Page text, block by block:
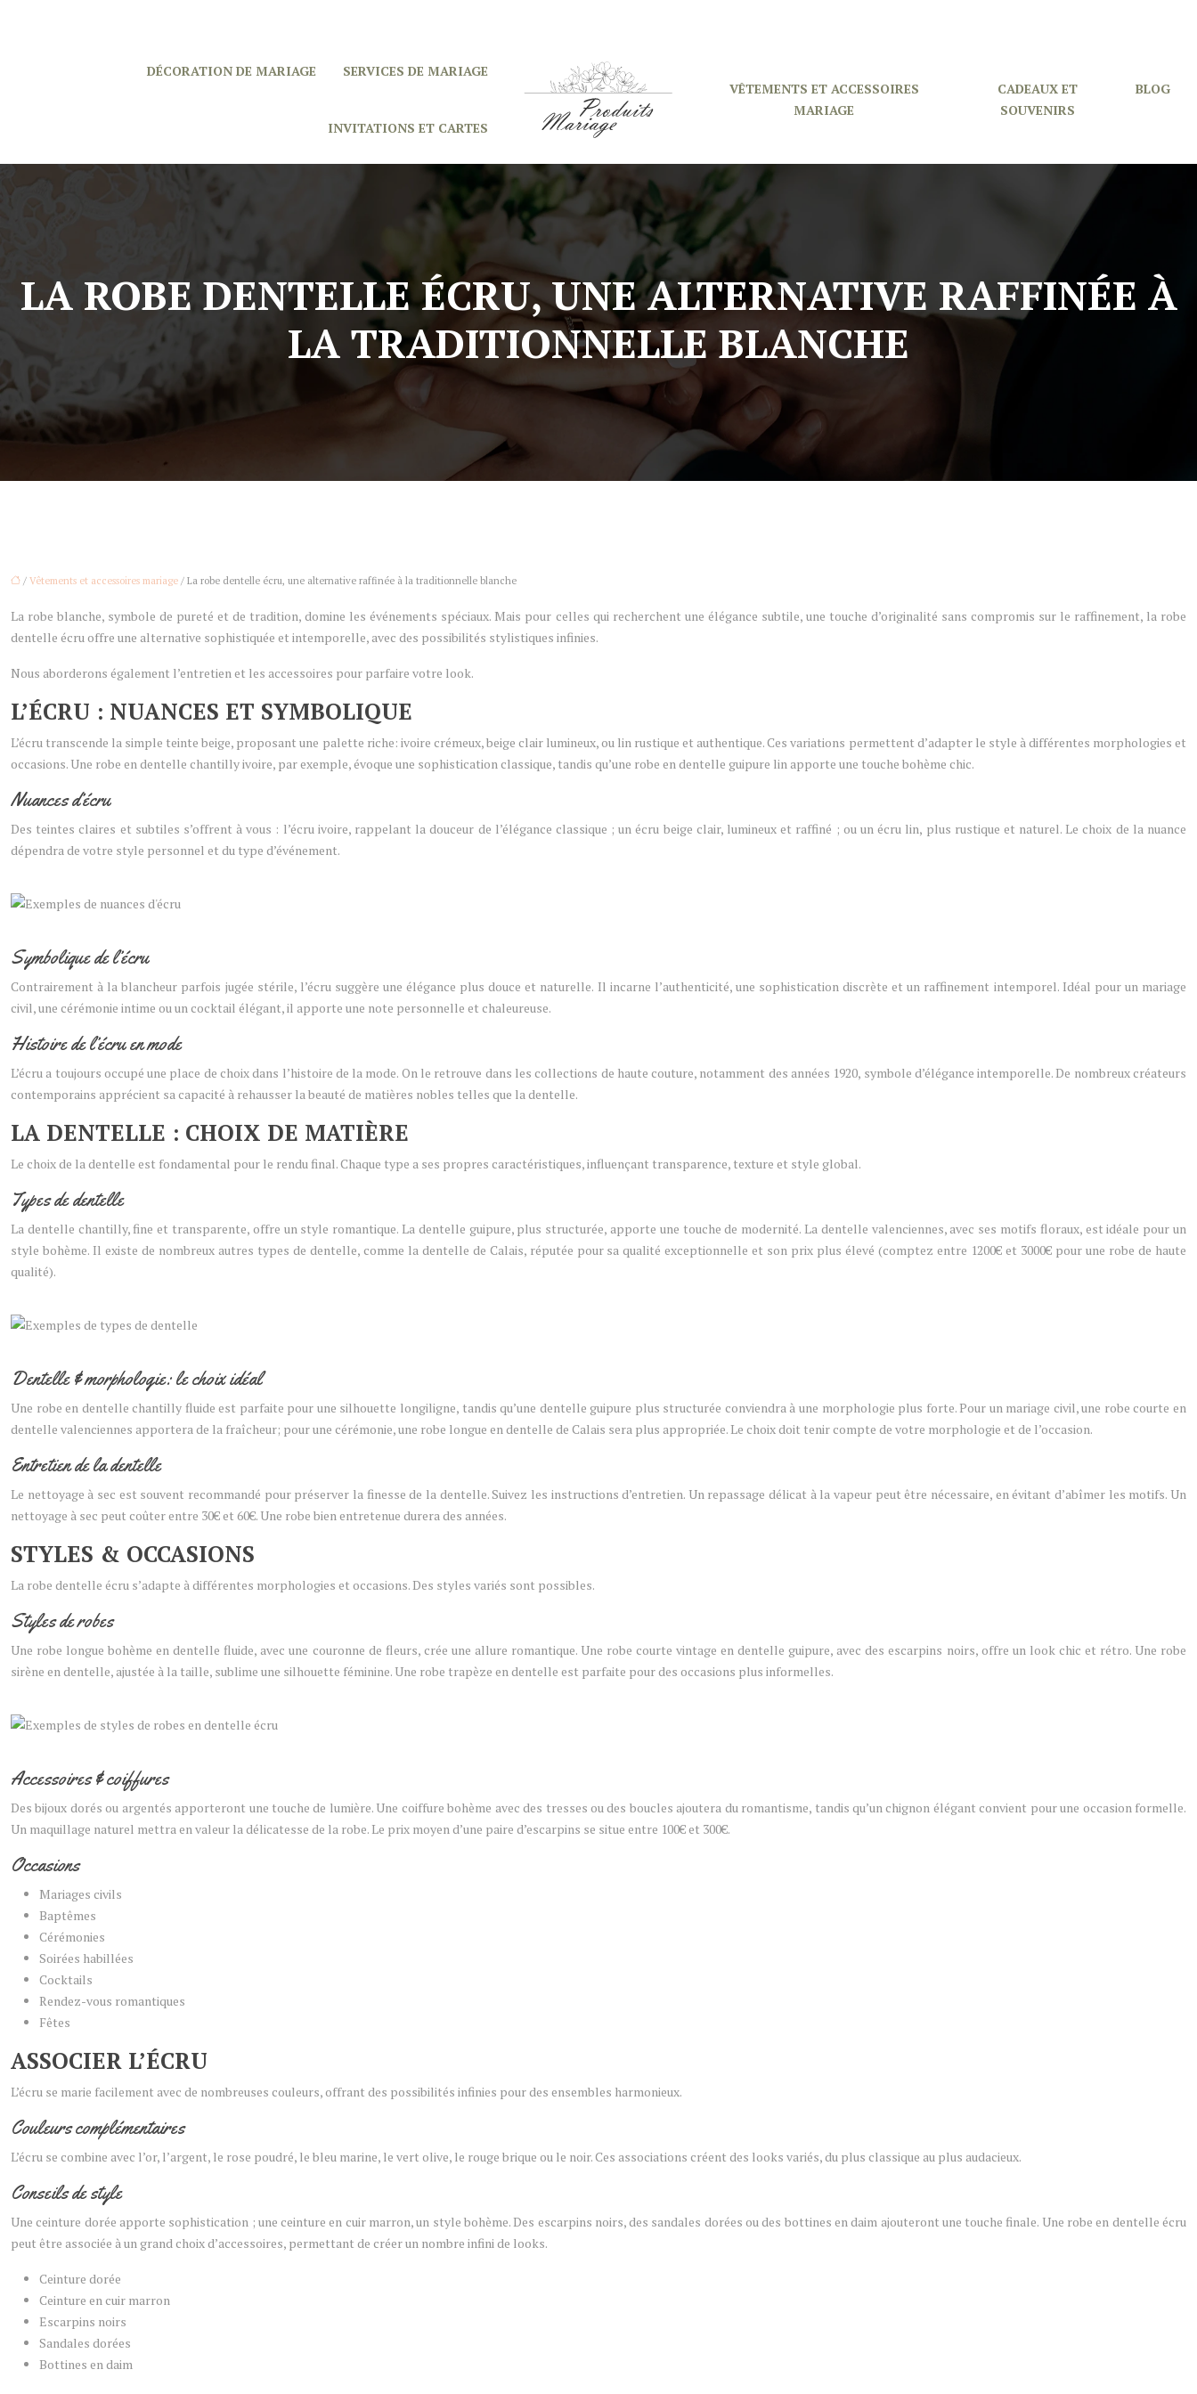
SERVICES DE MARIAGE
DÉCORATION DE MARIAGE
INVITATIONS ET CARTES
VÊTEMENTS ET ACCESSOIRES
MARIAGE
CADEAUX ET
SOUVENIRS
BLOG
LA ROBE DENTELLE ÉCRU, UNE ALTERNATIVE RAFFINÉE À
LA TRADITIONNELLE BLANCHE
/ Vêtements et accessoires mariage / La robe dentelle écru, une alternative raffinée à la traditionnelle blanche
La robe blanche, symbole de pureté et de tradition, domine les événements spéciaux. Mais pour celles qui recherchent une élégance subtile, une touche d’originalité sans compromis sur le raffinement, la robe
dentelle écru offre une alternative sophistiquée et intemporelle, avec des possibilités stylistiques infinies.
Nous aborderons également l’entretien et les accessoires pour parfaire votre look.
L’ÉCRU : NUANCES ET SYMBOLIQUE
L’écru transcende la simple teinte beige, proposant une palette riche: ivoire crémeux, beige clair lumineux, ou lin rustique et authentique. Ces variations permettent d’adapter le style à différentes morphologies et
occasions. Une robe en dentelle chantilly ivoire, par exemple, évoque une sophistication classique, tandis qu’une robe en dentelle guipure lin apporte une touche bohème chic.
Nuances d’écru
Des teintes claires et subtiles s’offrent à vous : l’écru ivoire, rappelant la douceur de l’élégance classique ; un écru beige clair, lumineux et raffiné ; ou un écru lin, plus rustique et naturel. Le choix de la nuance
dépendra de votre style personnel et du type d’événement.
Symbolique de l’écru
Contrairement à la blancheur parfois jugée stérile, l’écru suggère une élégance plus douce et naturelle. Il incarne l’authenticité, une sophistication discrète et un raffinement intemporel. Idéal pour un mariage
civil, une cérémonie intime ou un cocktail élégant, il apporte une note personnelle et chaleureuse.
Histoire de l’écru en mode
L’écru a toujours occupé une place de choix dans l’histoire de la mode. On le retrouve dans les collections de haute couture, notamment des années 1920, symbole d’élégance intemporelle. De nombreux créateurs
contemporains apprécient sa capacité à rehausser la beauté de matières nobles telles que la dentelle.
LA DENTELLE : CHOIX DE MATIÈRE
Le choix de la dentelle est fondamental pour le rendu final. Chaque type a ses propres caractéristiques, influençant transparence, texture et style global.
Types de dentelle
La dentelle chantilly, fine et transparente, offre un style romantique. La dentelle guipure, plus structurée, apporte une touche de modernité. La dentelle valenciennes, avec ses motifs floraux, est idéale pour un
style bohème. Il existe de nombreux autres types de dentelle, comme la dentelle de Calais, réputée pour sa qualité exceptionnelle et son prix plus élevé (comptez entre 1200€ et 3000€ pour une robe de haute
qualité).
Dentelle & morphologie: le choix idéal
Une robe en dentelle chantilly fluide est parfaite pour une silhouette longiligne, tandis qu’une dentelle guipure plus structurée conviendra à une morphologie plus forte. Pour un mariage civil, une robe courte en
dentelle valenciennes apportera de la fraîcheur; pour une cérémonie, une robe longue en dentelle de Calais sera plus appropriée. Le choix doit tenir compte de votre morphologie et de l’occasion.
Entretien de la dentelle
Le nettoyage à sec est souvent recommandé pour préserver la finesse de la dentelle. Suivez les instructions d’entretien. Un repassage délicat à la vapeur peut être nécessaire, en évitant d’abîmer les motifs. Un
nettoyage à sec peut coûter entre 30€ et 60€. Une robe bien entretenue durera des années.
STYLES & OCCASIONS
La robe dentelle écru s’adapte à différentes morphologies et occasions. Des styles variés sont possibles.
Styles de robes
Une robe longue bohème en dentelle fluide, avec une couronne de fleurs, crée une allure romantique. Une robe courte vintage en dentelle guipure, avec des escarpins noirs, offre un look chic et rétro. Une robe
sirène en dentelle, ajustée à la taille, sublime une silhouette féminine. Une robe trapèze en dentelle est parfaite pour des occasions plus informelles.
Accessoires & coiffures
Des bijoux dorés ou argentés apporteront une touche de lumière. Une coiffure bohème avec des tresses ou des boucles ajoutera du romantisme, tandis qu’un chignon élégant convient pour une occasion formelle.
Un maquillage naturel mettra en valeur la délicatesse de la robe. Le prix moyen d’une paire d’escarpins se situe entre 100€ et 300€.
Occasions
Mariages civils
Baptêmes
Cérémonies
Soirées habillées
Cocktails
Rendez-vous romantiques
Fêtes
ASSOCIER L’ÉCRU
L’écru se marie facilement avec de nombreuses couleurs, offrant des possibilités infinies pour des ensembles harmonieux.
Couleurs complémentaires
L’écru se combine avec l’or, l’argent, le rose poudré, le bleu marine, le vert olive, le rouge brique ou le noir. Ces associations créent des looks variés, du plus classique au plus audacieux.
Conseils de style
Une ceinture dorée apporte sophistication ; une ceinture en cuir marron, un style bohème. Des escarpins noirs, des sandales dorées ou des bottines en daim ajouteront une touche finale. Une robe en dentelle écru
peut être associée à un grand choix d’accessoires, permettant de créer un nombre infini de looks.
Ceinture dorée
Ceinture en cuir marron
Escarpins noirs
Sandales dorées
Bottines en daim